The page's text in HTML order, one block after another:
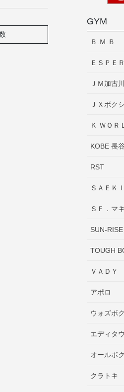
GYM
Ｂ.Ｍ.Ｂ
ＥＳＰＥ
ＪＭ加古
ＪＸボク
Ｋ ＷＯＲ
KOBE 長
RST
ＳＡＥＫＩ
ＳＦ．マキ
SUN-RISE
TOUGH
ＶＡＤＹ
アポロ
ウォズボ
エディタ
オールボ
クラトキ